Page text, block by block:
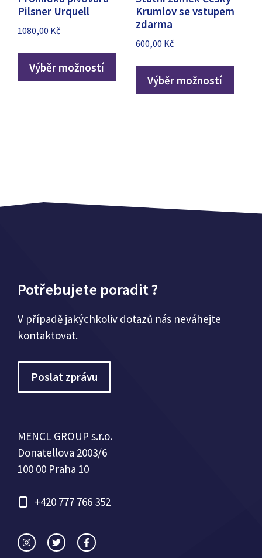
Pilsner Urquell
1080,00 Kč
Výběr možností
Krumlov se vstupem
zdarma
600,00 Kč
Výběr možností
Potřebujete poradit ?
V případě jakýchkoliv dotazů nás neváhejte
kontaktovat.
Poslat zprávu
MENCL GROUP s.r.o.
Donatellova 2003/6
100 00 Praha 10
+420 777 766 352